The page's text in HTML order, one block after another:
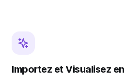
Importez et Visualisez